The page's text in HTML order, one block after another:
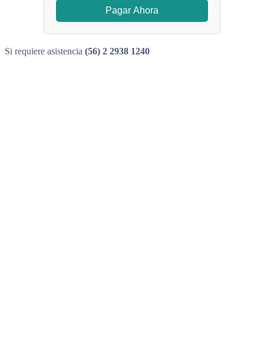
Pagar Ahora
Si requiere asistencia (56) 2 2938 1240